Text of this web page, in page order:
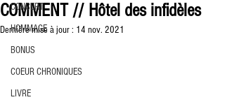
CONCERT
HOMMAGE
BONUS
COEUR CHRONIQUES
LIVRE
COMMENT // Hôtel des infidèles
Dernière mise à jour : 14 nov. 2021